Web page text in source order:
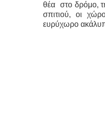
θέα στο δρόμο,
σπιτιού, οι
ευρύχωρο